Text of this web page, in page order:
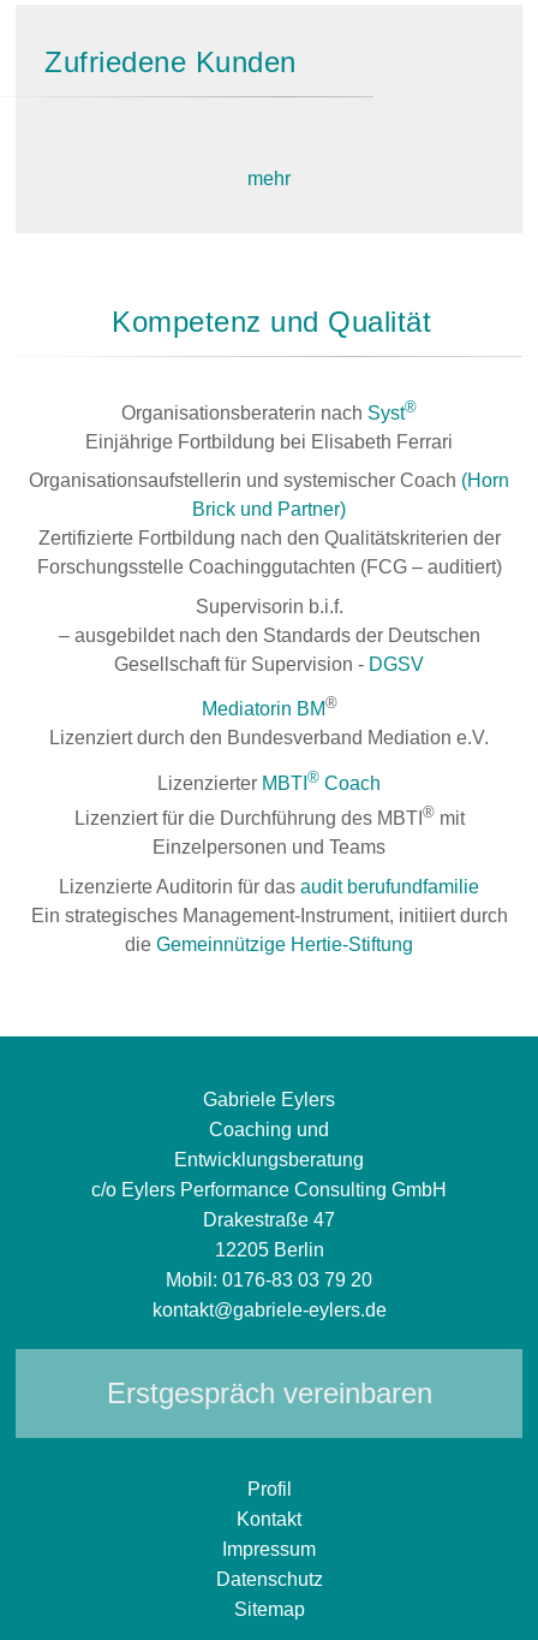
Zufriedene Kunden
mehr
Kompetenz und Qualität
Organisationsberaterin nach Syst®
Einjährige Fortbildung bei Elisabeth Ferrari
Organisationsaufstellerin und systemischer Coach (Horn
Brick und Partner)
Zertifizierte Fortbildung nach den Qualitätskriterien der
Forschungsstelle Coachinggutachten (FCG – auditiert)
Supervisorin b.i.f.
– ausgebildet nach den Standards der Deutschen
Gesellschaft für Supervision - DGSV
Mediatorin BM®
Lizenziert durch den Bundesverband Mediation e.V.
Lizenzierter MBTI ® Coach
Lizenziert für die Durchführung des MBTI ®mit
Einzelpersonen und Teams
Lizenzierte Auditorin für das audit berufundfamilie
Ein strategisches Management-Instrument, initiiert durch
die Gemeinnützige Hertie-Stiftung
Gabriele Eylers
Coaching und
Entwicklungsberatung
c/o Eylers Performance Consulting GmbH
Drakestraße 47
12205 Berlin
Mobil: 0176-83 03 79 20
kontakt@gabriele-eylers.de
Erstgespräch vereinbaren
Profil
Kontakt
Impressum
Datenschutz
Sitemap